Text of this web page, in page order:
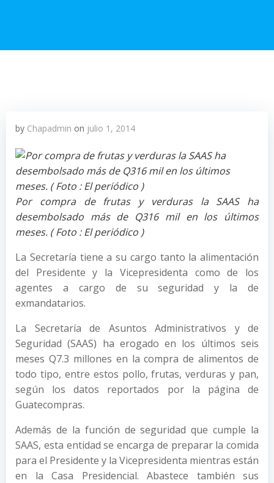
by Chapadmin on julio 1, 2014
Por compra de frutas y verduras la SAAS ha
desembolsado más de Q316 mil en los últimos
meses. ( Foto : El periódico )
La Secretaría tiene a su cargo tanto la alimentación
del Presidente y la Vicepresidenta como de los
agentes a cargo de su seguridad y la de
exmandatarios.
La Secretaría de Asuntos Administrativos y de
Seguridad (SAAS) ha erogado en los últimos seis
meses Q7.3 millones en la compra de alimentos de
todo tipo, entre estos pollo, frutas, verduras y pan,
según los datos reportados por la página de
Guatecompras.
Además de la función de seguridad que cumple la
SAAS, esta entidad se encarga de preparar la comida
para el Presidente y la Vicepresidenta mientras están
en la Casa Presidencial. Abastece también sus